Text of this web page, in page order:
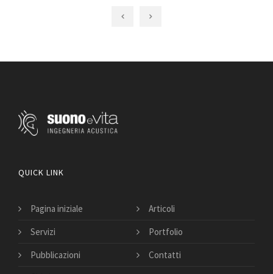
QUICK LINK
Pagina iniziale
Articoli
Servizi
Portfolio
Pubblicazioni
Contatti